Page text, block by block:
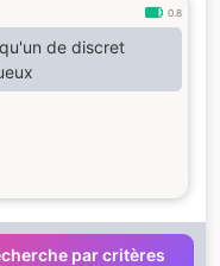
0.8
de discret
par critères